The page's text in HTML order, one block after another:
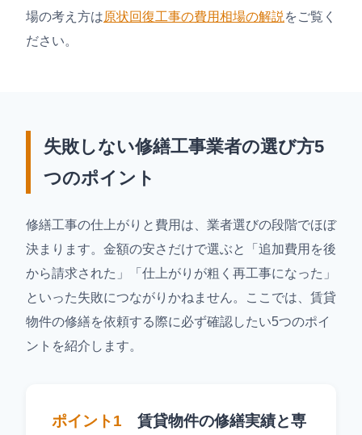
場の考え方は原状回復工事の費用相場の解説 をご覧く
ださい。
失敗しない修繕工事業者の選び方5
つのポイント
修繕工事の仕上がりと費用は、業者選びの段階でほぼ
決まります。金額の安さだけで選ぶと「追加費用を後
から請求された」「仕上がりが粗く再工事になった」
といった失敗につながりかねません。ここでは、賃貸
物件の修繕を依頼する際に必ず確認したい5つのポイ
ントを紹介します。
ポイント1 賃貸物件の修繕実績と専